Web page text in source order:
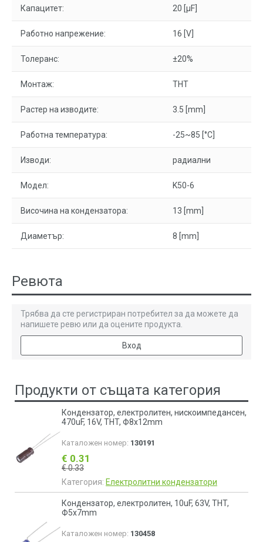
Капацитет: 20 [µF]
Работно напрежение: 16 [V]
Толеранс: ±20%
Монтаж: THT
Растер на изводите: 3.5 [mm]
Работна температура: -25~85 [°C]
Изводи: радиални
Модел: K50-6
Височина на кондензатора: 13 [mm]
Диаметър: 8 [mm]
Ревюта
Трябва да сте регистриран потребител за да можете да
напишете ревю или да оцените продукта.
Вход
Продукти от същата категория
Кондензатор, електролитен, нискоимпедансен,
470uF, 16V, THT, Ф8x12mm
Каталожен номер: 130191
€ 0.31
€ 0.33
Категория: Електролитни кондензатори
Кондензатор, електролитен, 10uF, 63V, THT,
Ф5x7mm
Каталожен номер: 130458